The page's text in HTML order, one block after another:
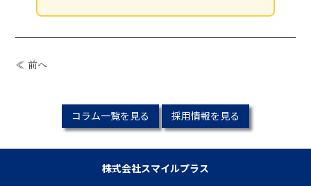
≪ 前へ
コラム一覧を見る 採用情報を見る
株式会社スマイルプラス